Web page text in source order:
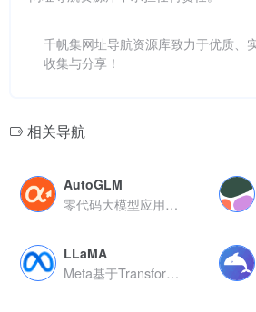
千帆集网址导航资源库致力于优质、
收集与分享！
相关导航
AutoGLM
零代码大模型应用构建平台快速创建AI智能体
LLaMA
Meta基于Transformer架构研发的开源基础语言模型